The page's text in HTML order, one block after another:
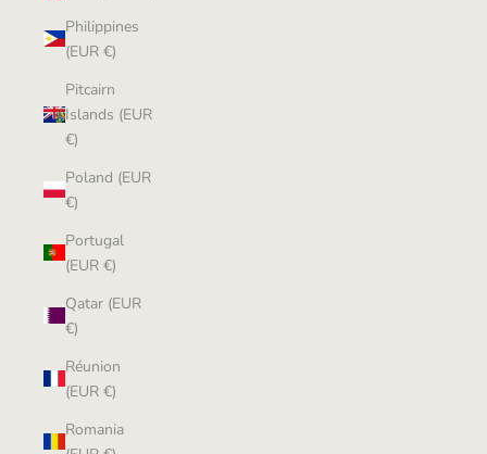
Philippines
(EUR €)
Pitcairn
Islands (EUR
€)
Poland (EUR
€)
Portugal
(EUR €)
Qatar (EUR
€)
Réunion
(EUR €)
Romania